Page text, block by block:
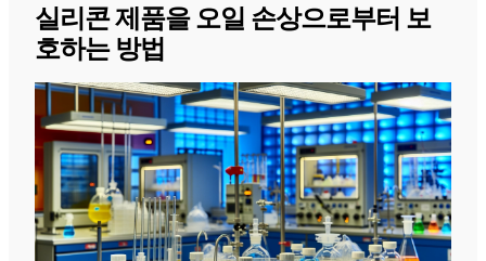
실리콘 제품을 오일 손상으로부터 보
호하는 방법